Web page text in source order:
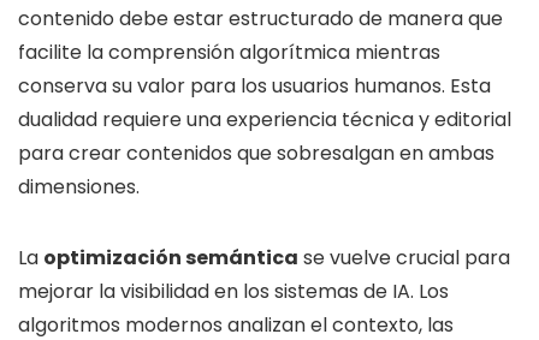
contenido debe estar estructurado de manera que
facilite la comprensión algorítmica mientras
conserva su valor para los usuarios humanos. Esta
dualidad requiere una experiencia técnica y editorial
para crear contenidos que sobresalgan en ambas
dimensiones.
La optimización semántica se vuelve crucial para
mejorar la visibilidad en los sistemas de IA. Los
algoritmos modernos analizan el contexto, las